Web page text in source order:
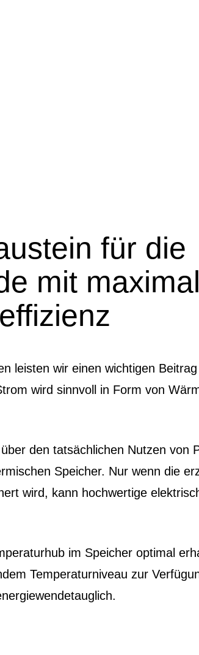
für die
mit
leisten wir einen wichtigen
wird sinnvoll in Form von
den tatsächlichen Nutzen von
Speicher. Nur wenn die
wird, kann hochwertige
im Speicher optimal
Temperaturniveau zur